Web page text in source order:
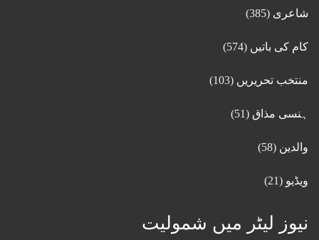
شاعری (385)
کام کی باتیں (574)
منتخب تحریریں (103)
ہنسی مذاق (51)
والدین (58)
ویڈیو (21)
نیوز لیٹر میں شمولیت